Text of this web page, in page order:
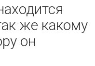
же какому
он